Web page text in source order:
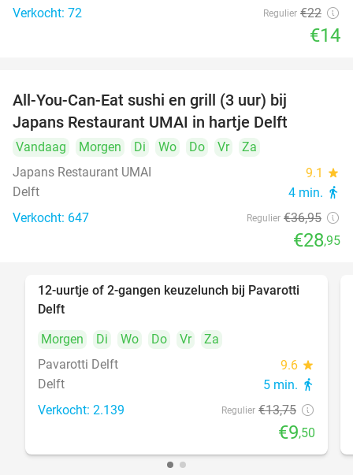
Verkocht: 72 Regulier €22
€14
All-You-Can-Eat sushi en grill (3 uur) bij
Japans Restaurant UMAI in hartje Delft
Vandaag Morgen Di Wo Do Vr
Za
Japans Restaurant UMAI
9.1 star
Delft 4 min. directions_walk
Verkocht: 647 Regulier €36,95
€28,95
31%
12-uurtje of 2-gangen keuzelunch bij Pavarotti
Delft
Morgen
Di Wo Do Vr
Za
Pavarotti Delft
9.6 star
Delft 5 min. directions_walk
Verkocht: 2.139 Regulier €13,75
€9,50